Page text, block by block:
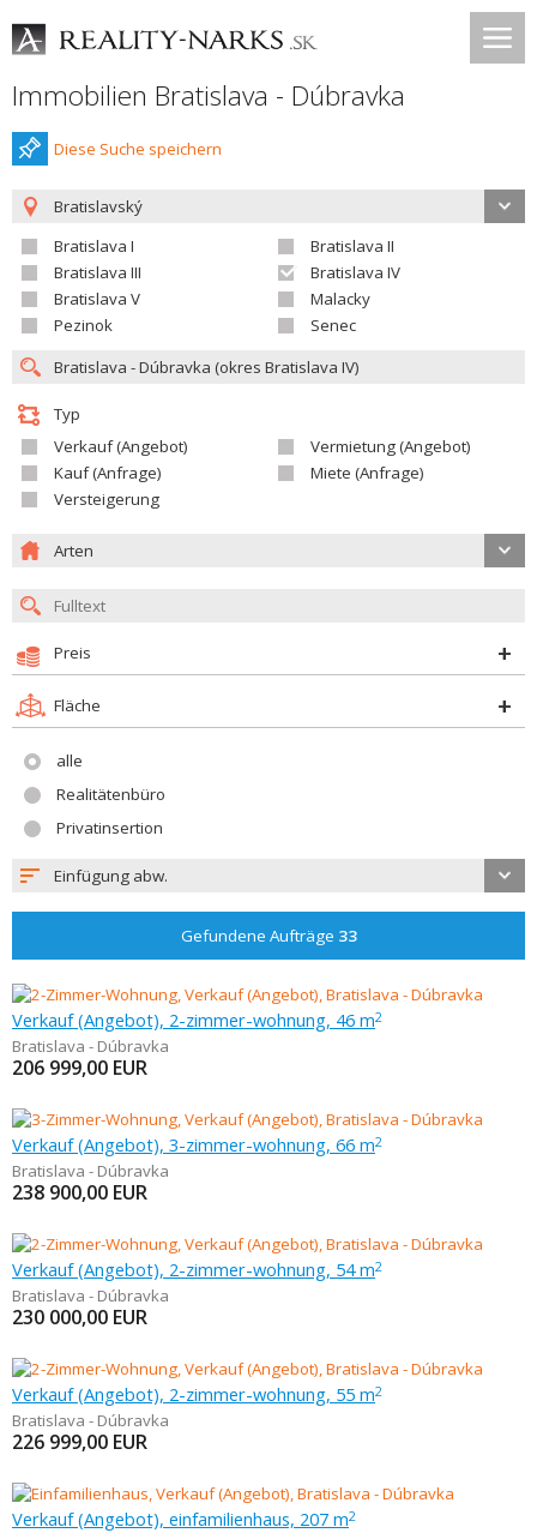
Immobilien Bratislava - Dúbravka
Diese Suche speichern
Bratislavský
Bratislava I
Bratislava II
Bratislava III
Bratislava IV
Bratislava V
Malacky
Pezinok
Senec
Typ
Verkauf (Angebot)
Vermietung (Angebot)
Kauf (Anfrage)
Miete (Anfrage)
Versteigerung
Arten
Preis
Fläche
alle
Realitätenbüro
Privatinsertion
Einfügung abw.
Gefundene Aufträge 33
Verkauf (Angebot), 2-zimmer-wohnung, 46 m2
Bratislava - Dúbravka
206 999,00 EUR
Verkauf (Angebot), 3-zimmer-wohnung, 66 m2
Bratislava - Dúbravka
238 900,00 EUR
Verkauf (Angebot), 2-zimmer-wohnung, 54 m2
Bratislava - Dúbravka
230 000,00 EUR
Verkauf (Angebot), 2-zimmer-wohnung, 55 m2
Bratislava - Dúbravka
226 999,00 EUR
Verkauf (Angebot), einfamilienhaus, 207 m2